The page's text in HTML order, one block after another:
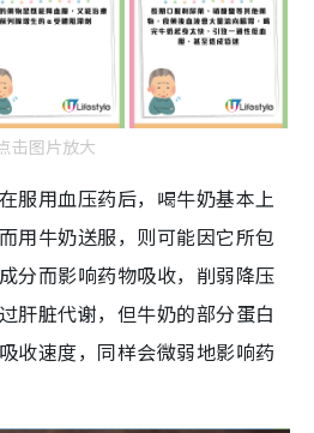
击图片放大
服用血压药后，喝牛奶基本上
用牛奶送服，则可能因它所包
分而影响药物吸收，削弱降压
肝脏代谢，但牛奶的部分蛋白
收速度，同样会微弱地影响药